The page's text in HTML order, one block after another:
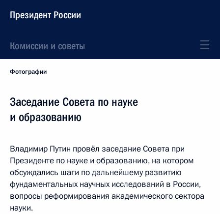
Президент России
Комиссии и советы
Фотографии
Заседание Совета по науке
и образованию
Владимир Путин провёл заседание Совета при
Президенте по науке и образованию, на котором
обсуждались шаги по дальнейшему развитию
фундаментальных научных исследований в России,
вопросы реформирования академического сектора
науки.